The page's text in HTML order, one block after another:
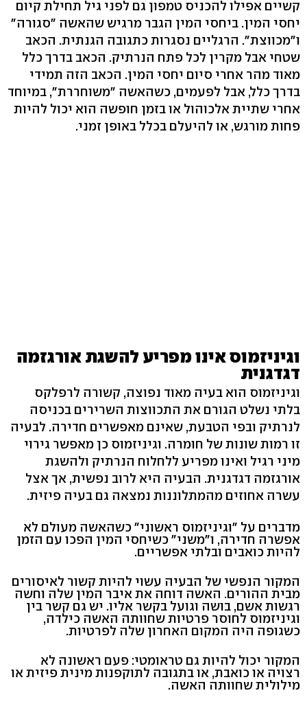
קשיים אפילו להכניס טמפון גם לפני גיל תחילת קיום
יחסי המין. ביחסי המין הגבר מרגיש שהאשה "סגורה"
ו"מכווצת". הרגליים נסגרות כתגובה הגנתית. הכאב
שטחי אבל מקרין לכל פתח הנרתיק. הכאב בדרך כלל
מאוד מהר אחרי סיום יחסי המין. הכאב הזה תמידי
בדרך כלל, אבל לפעמים, כשהאשה "משוחררת", במיוחד
אחרי שתיית אלכוהול או בזמן חופשה הוא יכול להיות
פחות מורגש, או להיעלם בכלל באופן זמני.
וגיניזמוס אינו מפריע להשגת אורגזמה
דגדגנית
וגיניזמוס הוא בעיה מאוד נפוצה, קשורה לרפלקס
בלתי נשלט הגורם את התכווצות השרירים בכניסה
לנרתיק ובפי הטבעת, שאינם מאפשרים חדירה. לבעיה
זו רמות שונות של חומרה. וגיניזמוס כן מאפשר גירוי
מיני רגיל ואינו מפריע ללחלוח הנרתיק ולהשגת
אורגזמה דגדגנית. הבעיה היא לרוב נפשית, אך אצל
עשרה אחוזים מהמתלוננות נמצאה גם בעיה פיזית.
מדברים על "וגיניזמוס ראשוני" כשהאשה מעולם לא
אפשרה חדירה, ו"משני" כשיחסי המין הפכו עם הזמן
להיות כואבים ובלתי אפשריים.
המקור הנפשי של הבעיה עשוי להיות קשור לאיסורים
מבית ההורים. האשה דוחה את איבר המין שלה וחשה
רגשות אשם, בושה וגועל בקשר אליו. יש גם קשר בין
וגיניזמוס לחוסר פרטיות שחוותה האשה כילדה,
כשגופה היה המקום האחרון שלה לפרטיות.
המקור יכול להיות גם טראומטי: פעם ראשונה לא
רצויה או כואבת, או בתגובה לתוקפנות מינית פיזית או
מילולית שחוותה האשה.